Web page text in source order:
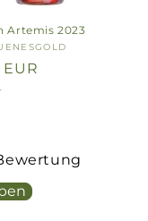
Artemis 2023